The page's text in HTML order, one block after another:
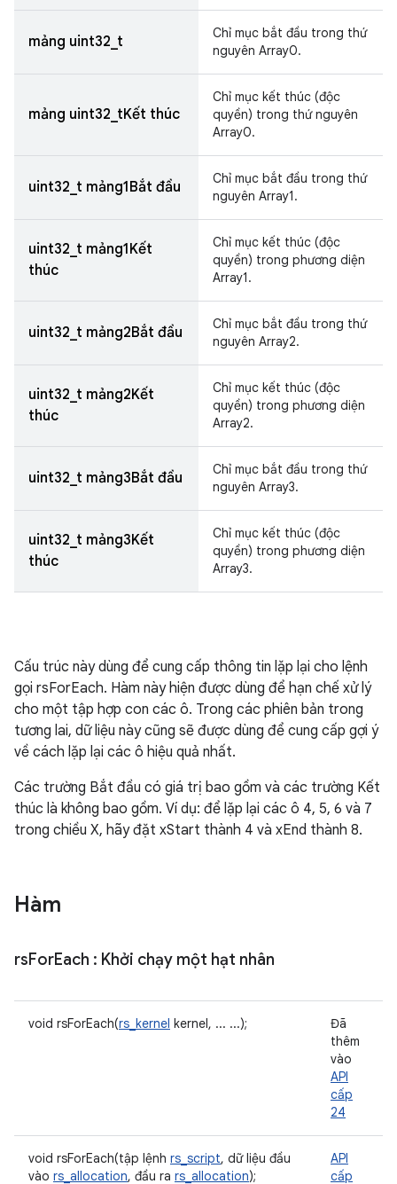
mảng uint32_t
Chỉ mục bắt đầu trong thứ
nguyên Array0.
mảng uint32_tKết thúc
Chỉ mục kết thúc (độc
quyền) trong thứ nguyên
Array0.
uint32_t mảng1Bắt đầu
Chỉ mục bắt đầu trong thứ
nguyên Array1.
uint32_t mảng1Kết
thúc
Chỉ mục kết thúc (độc
quyền) trong phương diện
Array1.
uint32_t mảng2Bắt đầu
Chỉ mục bắt đầu trong thứ
nguyên Array2.
uint32_t mảng2Kết
thúc
Chỉ mục kết thúc (độc
quyền) trong phương diện
Array2.
uint32_t mảng3Bắt đầu
Chỉ mục bắt đầu trong thứ
nguyên Array3.
uint32_t mảng3Kết
thúc
Chỉ mục kết thúc (độc
quyền) trong phương diện
Array3.
Cấu trúc này dùng để cung cấp thông tin lặp lại cho lệnh
gọi rsForEach. Hàm này hiện được dùng để hạn chế xử lý
cho một tập hợp con các ô. Trong các phiên bản trong
tương lai, dữ liệu này cũng sẽ được dùng để cung cấp gợi ý
về cách lặp lại các ô hiệu quả nhất.
Các trường Bắt đầu có giá trị bao gồm và các trường Kết
thúc là không bao gồm. Ví dụ: để lặp lại các ô 4, 5, 6 và 7
trong chiều X, hãy đặt xStart thành 4 và xEnd thành 8.
Hàm
rsForEach : Khởi chạy một hạt nhân
void rsForEach(rs_kernel kernel, ... ...);
Đã
thêm
vào
API
cấp
24
void rsForEach(tập lệnh rs_script, dữ liệu đầu
vào rs_allocation, đầu ra rs_allocation);
API
cấp